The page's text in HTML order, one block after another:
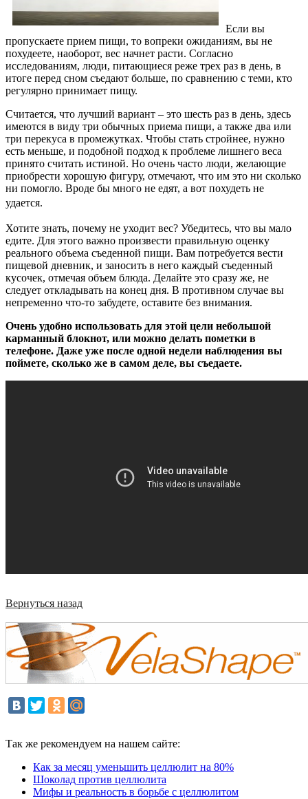
Если вы
пропускаете прием пищи, то вопреки ожиданиям, вы не
похудеете, наоборот, вес начнет расти. Согласно
исследованиям, люди, питающиеся реже трех раз в день, в
итоге перед сном съедают больше, по сравнению с теми, кто
регулярно принимает пищу.
Считается, что лучший вариант – это шесть раз в день, здесь
имеются в виду три обычных приема пищи, а также два или
три перекуса в промежутках. Чтобы стать стройнее, нужно
есть меньше, и подобной подход к проблеме лишнего веса
принято считать истиной. Но очень часто люди, желающие
приобрести хорошую фигуру, отмечают, что им это ни сколько
ни помогло. Вроде бы много не едят, а вот похудеть не
удается.
Хотите знать, почему не уходит вес? Убедитесь, что вы мало
едите. Для этого важно произвести правильную оценку
реального объема съеденной пищи. Вам потребуется вести
пищевой дневник, и заносить в него каждый съеденный
кусочек, отмечая объем блюда. Делайте это сразу же, не
следует откладывать на конец дня. В противном случае вы
непременно что-то забудете, оставите без внимания.
Очень удобно использовать для этой цели небольшой
карманный блокнот, или можно делать пометки в
телефоне. Даже уже после одной недели наблюдения вы
поймете, сколько же в самом деле, вы съедаете.
Вернуться назад
Так же рекомендуем на нашем сайте:
Как за месяц уменьшить целлюлит на 80%
Шоколад против целлюлита
Мифы и реальность в борьбе с целлюлитом